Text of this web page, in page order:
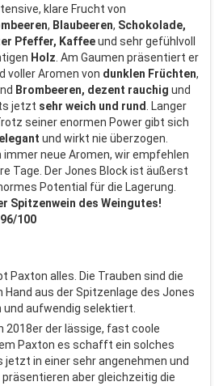
klare Frucht von
, Blaubeeren, Schokolade,
Pfeffer, Kaffeeund sehr gefühlvoll
Holz . Am Gaumen präsentiert er
voller Aromen von dunklen Früchten,
Brombeeren, dezent rauchig und
jetzt sehr weich und rund
. Langer
seiner enormen Power gibt sich
elegant und wirkt nie überzogen.
neue Aromen, wir empfehlen
Tage. Der Jones Block ist äußerst
Potential für die Lagerung.
Spitzenwein des Weingutes!
100
Paxton alles. Die Trauben sind die
Hand aus der Spitzenlage des Jones
und aufwendig selektiert.
2018er der lässige, fast coole
Paxton es schafft ein solches
in einer sehr angenehmen und
aber gleichzeitig die